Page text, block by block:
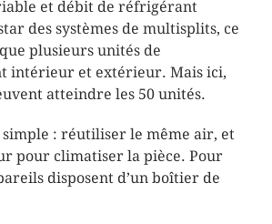
et débit de réfrigérant
des systèmes de multisplits, ce
plusieurs unités de
intérieur et extérieur. Mais ici,
atteindre les 50 unités.
: réutiliser le même air, et
pour climatiser la pièce. Pour
disposent d’un boîtier de